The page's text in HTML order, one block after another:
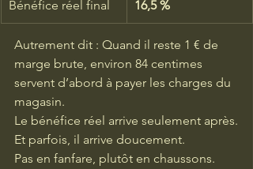
Bénéfice réel final 16,5 %
Autrement dit : Quand il reste 1 € de
marge brute, environ 84 centimes
servent d’abord à payer les charges du
magasin.
Le bénéfice réel arrive seulement après.
Et parfois, il arrive doucement.
Pas en fanfare, plutôt en chaussons.